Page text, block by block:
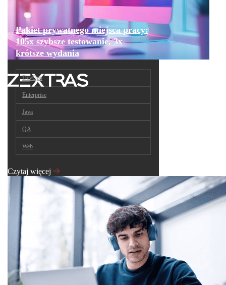
Pakiet prywatnego miejsca pracy:
105x szybsze testowanie, 3x
krótsze wydania
DevOps
Enterprise
Java
QA
Web
Czytaj więcej